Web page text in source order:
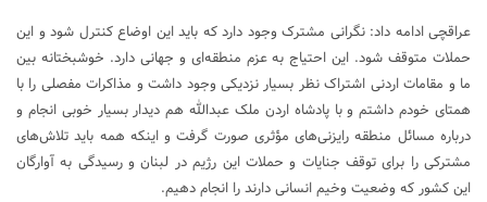
عراقچی ادامه داد: نگرانی مشترک وجود دارد که باید این اوضاع کنترل شود و این
حملات متوقف شود. این احتیاج به عزم منطقه‌ای و جهانی دارد. خوشبختانه بین
ما و مقامات اردنی اشتراک نظر بسیار نزدیکی وجود داشت و مذاکرات مفصلی را با
همتای خودم داشتم و با پادشاه اردن ملک عبدالله هم دیدار بسیار خوبی انجام و
درباره مسائل منطقه رایزنی‌های مؤثری صورت گرفت و اینکه همه باید تلاش‌های
مشترکی را برای توقف جنایات و حملات این رژیم در لبنان و رسیدگی به آوارگان
این کشور که وضعیت وخیم انسانی دارند را انجام دهیم.